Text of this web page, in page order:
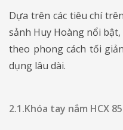
Dựa trên các tiêu chí
sảnh Huy Hoàng nổi
theo phong cách tối
dụng lâu dài.
2.1.Khóa tay nắm HCX